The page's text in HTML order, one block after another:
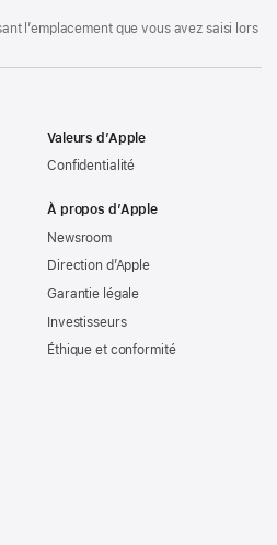
l’emplacement que vous avez saisi lors
Valeurs d’Apple
Confidentialité
À propos d’Apple
Newsroom
Direction d’Apple
Garantie légale
Investisseurs
Éthique et conformité